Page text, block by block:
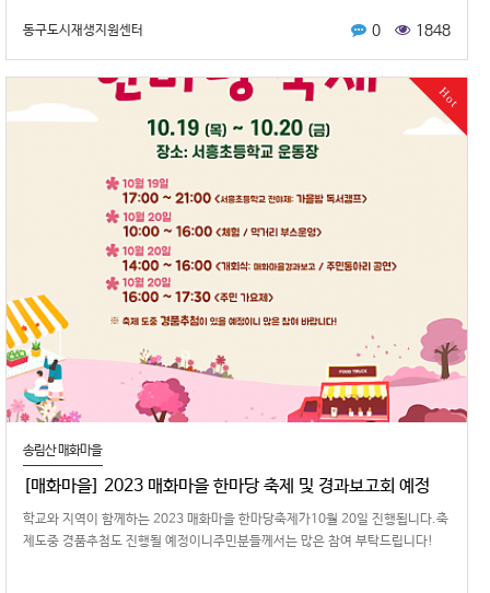
동구도시재생지원센터
0 1848
Hot
송림산 매화마을
[매화마을] 2023 매화마을 한마당 축제 및 경과보고회 예정
학교와 지역이 함께하는 2023 매화마을 한마당축제가10월 20일 진행됩니다.축
제도중 경품추첨도 진행될 예정이니주민분들께서는 많은 참여 부탁드립니다!